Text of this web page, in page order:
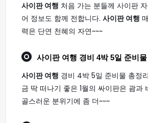
사이판 여행 처음 가는 분들께 사이판
어 정보도 함께 전합니다. 사이판 여행
력은 단연 천혜의 자연~~~
사이판 여행 경비 4박 5일 준비물
사이판 여행 경비 4박 5일 준비물 총정
금 딱 떠나기 좋은 1월의 싸이판은 괌과
골스러운 분위기에 좀 더~~~